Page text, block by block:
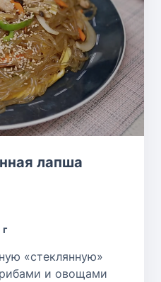
лапша
«стеклянную»
и овощами